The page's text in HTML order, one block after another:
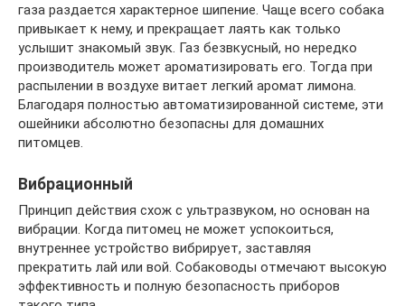
газа раздается характерное шипение. Чаще всего собака
привыкает к нему, и прекращает лаять как только
услышит знакомый звук. Газ безвкусный, но нередко
производитель может ароматизировать его. Тогда при
распылении в воздухе витает легкий аромат лимона.
Благодаря полностью автоматизированной системе, эти
ошейники абсолютно безопасны для домашних
питомцев.
Вибрационный
Принцип действия схож с ультразвуком, но основан на
вибрации. Когда питомец не может успокоиться,
внутреннее устройство вибрирует, заставляя
прекратить лай или вой. Собаководы отмечают высокую
эффективность и полную безопасность приборов